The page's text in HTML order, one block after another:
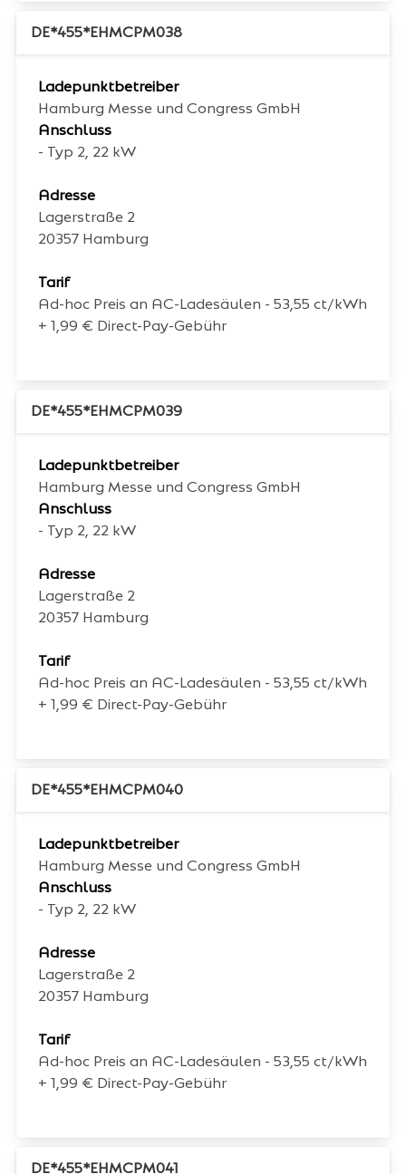
DE*455*EHMCPM038
Ladepunktbetreiber
Hamburg Messe und Congress GmbH
Anschluss
- Typ 2, 22 kW
Adresse
Lagerstraße 2
20357 Hamburg
Tarif
Ad-hoc Preis an AC-Ladesäulen - 53,55 ct/kWh
+ 1,99 € Direct-Pay-Gebühr
DE*455*EHMCPM039
Ladepunktbetreiber
Hamburg Messe und Congress GmbH
Anschluss
- Typ 2, 22 kW
Adresse
Lagerstraße 2
20357 Hamburg
Tarif
Ad-hoc Preis an AC-Ladesäulen - 53,55 ct/kWh
+ 1,99 € Direct-Pay-Gebühr
DE*455*EHMCPM040
Ladepunktbetreiber
Hamburg Messe und Congress GmbH
Anschluss
- Typ 2, 22 kW
Adresse
Lagerstraße 2
20357 Hamburg
Tarif
Ad-hoc Preis an AC-Ladesäulen - 53,55 ct/kWh
+ 1,99 € Direct-Pay-Gebühr
DE*455*EHMCPM041